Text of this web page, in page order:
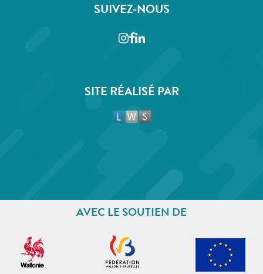
SUIVEZ-NOUS
Instagram
Facebook
LinkedIn
SITE RÉALISÉ PAR
AVEC LE SOUTIEN DE